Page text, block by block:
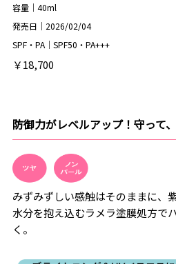
容量｜40ml
発売日｜2026/02/04
SPF・PA｜SPF50・PA+++
￥18,700
防御力がレベルアップ！守って
みずみずしい感触はそのままに、
水分を抱え込むラメラ塗膜処方で
く。